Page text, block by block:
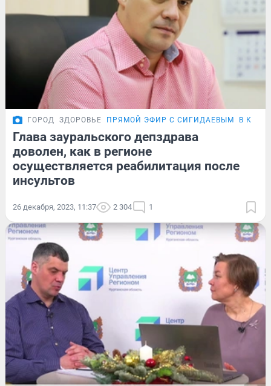
ГОРОД ЗДОРОВЬЕ ПРЯМОЙ ЭФИР С СИГИДАЕВЫМ В
Глава зауральского депздрава
доволен, как в регионе
осуществляется реабилитация после
инсультов
26 декабря, 2023, 11:37 2 304 1